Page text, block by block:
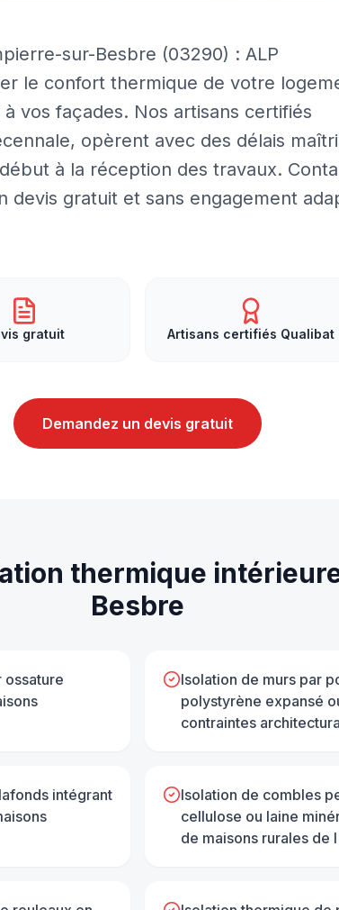
sur-Besbre (03290) : ALP
le confort thermique de votre
vos façades. Nos artisans certifiés
opèrent avec des délais
à la réception des travaux.
devis gratuit et sans engagement
gratuit Artisans certifiés Qualibat
Demandez un devis gratuit
thermique
Besbre
ossature
Isolation de murs par
polystyrène expansé
contraintes
intégrant
Isolation de combles
cellulose ou laine
de maisons rurales de